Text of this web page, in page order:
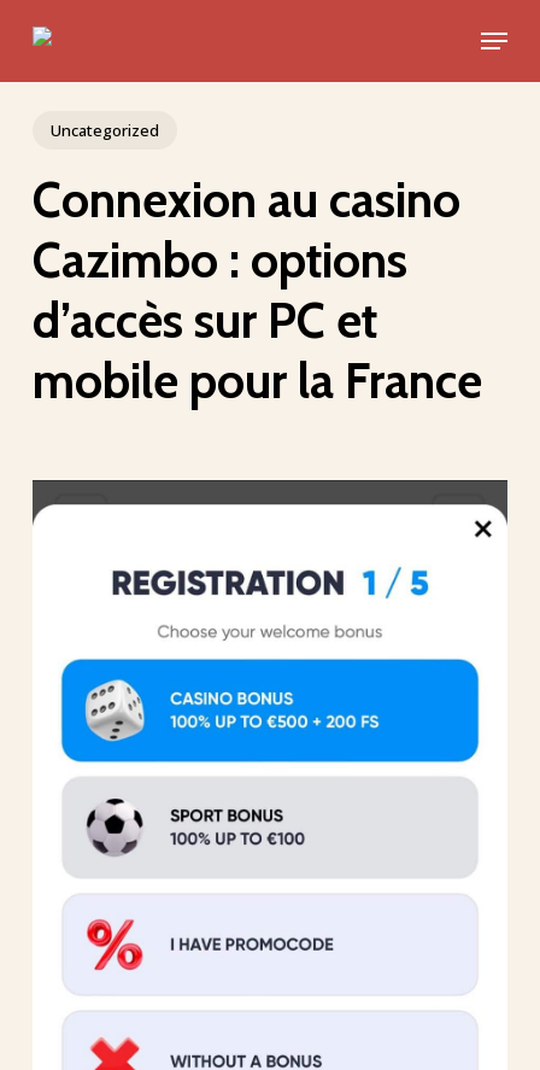
main
Menu
Uncategorized
Connexion au casino
Cazimbo : options
d’accès sur PC et
mobile pour la France